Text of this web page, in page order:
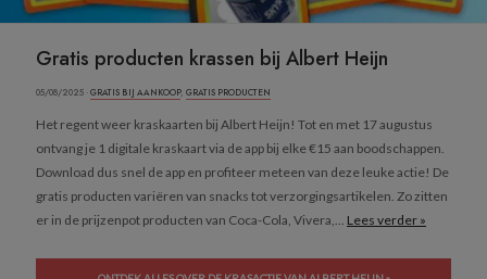
Gratis producten krassen bij Albert Heijn
05/08/2025 ·GRATIS BIJ AANKOOP, GRATIS PRODUCTEN
Het regent weer kraskaarten bij Albert Heijn! Tot en met 17 augustus
ontvang je 1 digitale kraskaart via de app bij elke €15 aan boodschappen.
Download dus snel de app en profiteer meteen van deze leuke actie! De
gratis producten variëren van snacks tot verzorgingsartikelen. Zo zitten
er in de prijzenpot producten van Coca-Cola, Vivera,... Lees verder »